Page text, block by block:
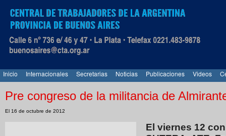
Inicio Internacionales Secretarias Noticias Publicaciones Videos
Pre congreso de la militancia de
El 16 de octubre de 2012
El viernes 12